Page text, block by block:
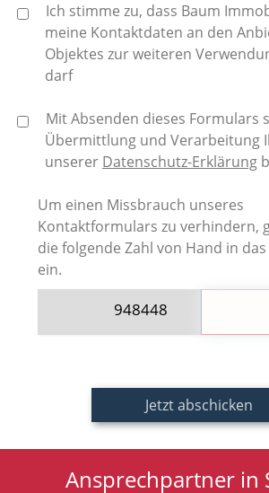
Ich stimme zu, dass Baum
meine Kontaktdaten an den
Objektes zur weiteren
darf
Mit Absenden dieses Formulars
Übermittlung und Verarbeitung
unserer Datenschutz-Erklärung
Um einen Missbrauch unseres
Kontaktformulars zu verhindern,
die folgende Zahl von Hand in
ein.
948448
Ansprechpartner in